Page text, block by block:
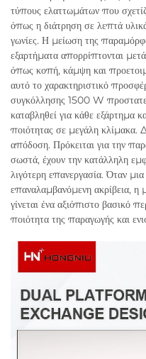
τύπους ελαττωμάτων που
όπως η διάτρηση σε λεπτά
γωνίες. Η μείωση της
εξαρτήματα απορρίπτονται
όπως κοπή, κάμψη και
αυτό το χαρακτηριστικό
συγκόλλησης 1500 W
καταβληθεί για κάθε εξάρτημα
ποιότητας σε μεγάλη κλίμακα.
απόδοση. Πρόκειται για την
σωστά, έχουν την κατάλληλη
λιγότερη επανεργασία. Όταν
επαναλαμβανόμενη ακρίβεια,
γίνεται ένα αξιόπιστο βασικό
ποιότητα της παραγωγής και